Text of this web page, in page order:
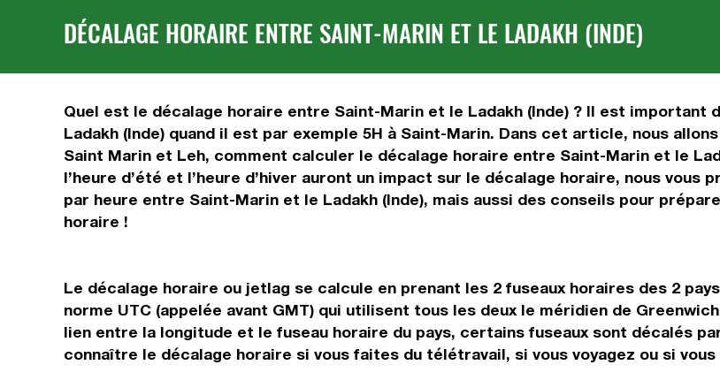
DÉCALAGE HORAIRE ENTRE SAINT-MARIN ET LE LADAKH (INDE)
Quel est le décalage horaire entre Saint-Marin et le Ladakh (Inde) ? Il est important
Ladakh (Inde) quand il est par exemple 5H à Saint-Marin. Dans cet article, nous
Saint Marin et Leh, comment calculer le décalage horaire entre Saint-Marin et le
l’heure d’été et l’heure d’hiver auront un impact sur le décalage horaire, nous
par heure entre Saint-Marin et le Ladakh (Inde), mais aussi des conseils pour
horaire !
Le décalage horaire ou jetlag se calcule en prenant les 2 fuseaux horaires des 2
norme UTC (appelée avant GMT) qui utilisent tous les deux le méridien de
lien entre la longitude et le fuseau horaire du pays, certains fuseaux sont décalés
connaître le décalage horaire si vous faites du télétravail, si vous voyagez ou si